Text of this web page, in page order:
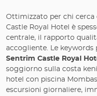
Ottimizzato per chi cerca
Castle Royal Hotel è
centrale, il rapporto
accogliente. Le
Sentrim Castle Royal
soggiorno sulla costa
hotel con piscina
escursioni giornaliere,